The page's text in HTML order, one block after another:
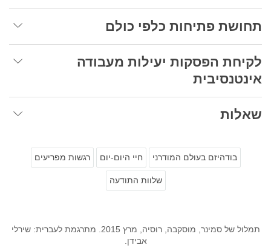
תחושת פתיחות כלפי כולם
לקיחת הפסקות יעילות מעבודה
אינטנסיבית
שאלות
בודהיזם בעולם המודרני חיי היום-יום רגשות מפריעים
שלוות התודעה
תמלול של סמינר, מוסקבה, רוסיה, מרץ 2015. מתרגמת לעברית: שירלי
אבידן.